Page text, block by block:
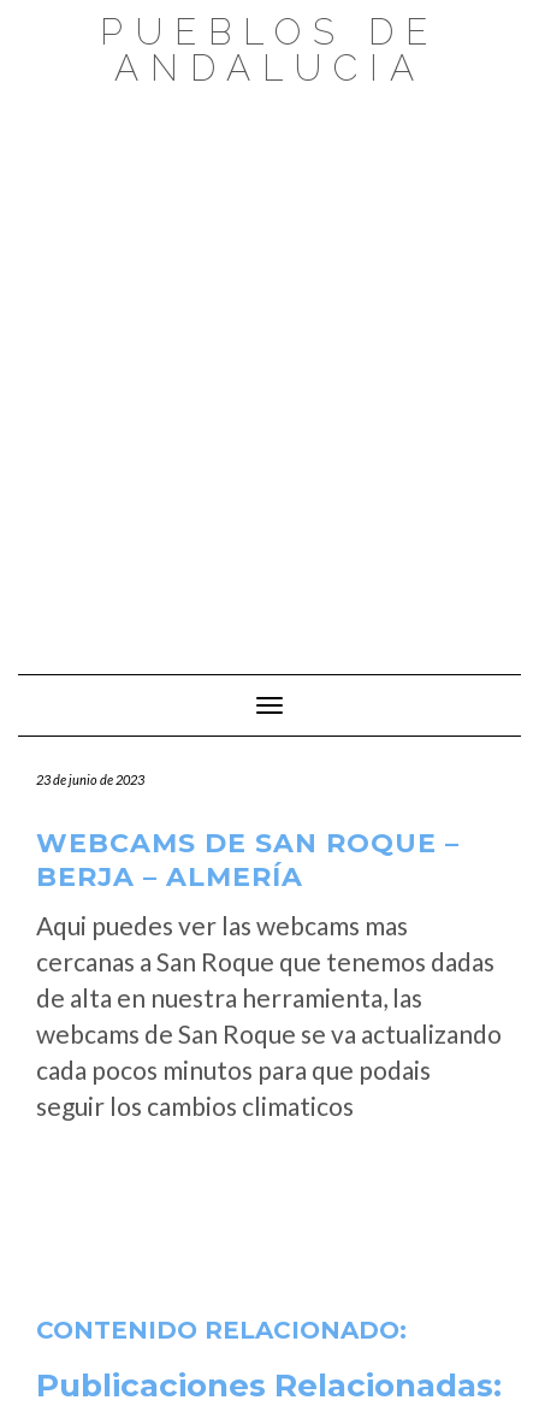
PUEBLOS DE
ANDALUCIA
Cambiar modo de navegación
23 de junio de 2023
WEBCAMS DE SAN ROQUE –
BERJA – ALMERÍA
Aqui puedes ver las webcams mas
cercanas a San Roque que tenemos dadas
de alta en nuestra herramienta, las
webcams de San Roque se va actualizando
cada pocos minutos para que podais
seguir los cambios climaticos
CONTENIDO RELACIONADO:
Publicaciones Relacionadas: